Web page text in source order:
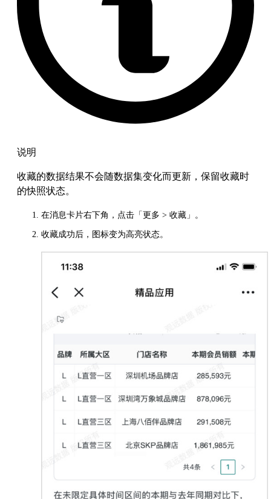
说明
收藏的数据结果不会随数据集变化而更新，保留收藏时
的快照状态。
在消息卡片右下角，点击「更多 > 收藏」。
收藏成功后，图标变为高亮状态。